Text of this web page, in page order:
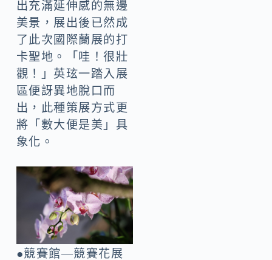
出充滿延伸感的無邊
美景，展出後已然成
了此次國際蘭展的打
卡聖地。「哇！很壯
觀！」英玹一踏入展
區便訝異地脫口而
出，此種策展方式更
將「數大便是美」具
象化。
●競賽館—競賽花展